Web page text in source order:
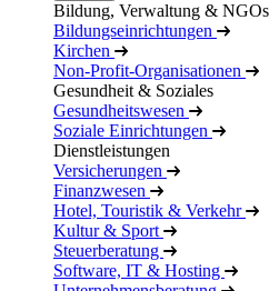
Bildung, Verwaltung & NGOs
Bildungseinrichtungen
Kirchen
Non-Profit-Organisationen
Gesundheit & Soziales
Gesundheitswesen
Soziale Einrichtungen
Dienstleistungen
Versicherungen
Finanzwesen
Hotel, Touristik & Verkehr
Kultur & Sport
Steuerberatung
Software, IT & Hosting